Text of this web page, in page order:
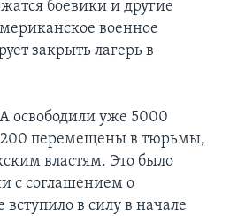
боевики и другие
военное
закрыть лагерь в
уже 5000
перемещены в тюрьмы,
властям. Это было
с соглашением о
вступило в силу в начале